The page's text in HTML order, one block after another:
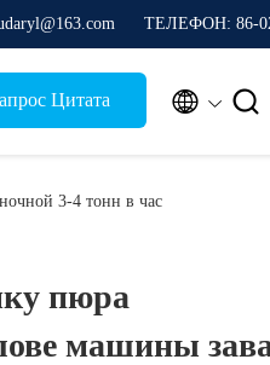
ТЕЛЕФОН: 86-
Цитата  
3-4 тонн в час
пюра
машины